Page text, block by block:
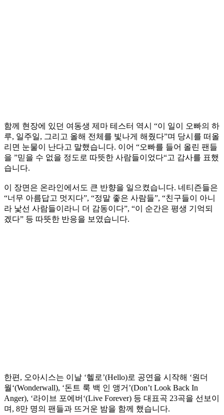
함께 현장에 있던 여동생 제마 테스터 역시 “이 일이 오빠의 하
루, 일주일, 그리고 올해 전체를 빛나게 해줬다”며 당시를 떠올
리면 눈물이 난다고 말했습니다. 이어 “오빠를 들어 올린 팬들
을 ”믿을 수 없을 정도로 따뜻한 사람들이었다“고 감사를 표했
습니다.
이 장면은 온라인에서도 큰 반향을 일으켰습니다. 네티즌들은
“너무 아름답고 멋지다”, “정말 좋은 사람들”, “친구들이 아니
라 낯선 사람들이라니 더 감동이다”, “이 순간은 평생 기억되
겠다” 등 따뜻한 반응을 보였습니다.
한편, 오아시스는 이날 ‘헬로’(Hello)로 공연을 시작해 ‘원더
월‘(Wonderwall), ‘돈트 룩 백 인 앵거’(Don’t Look Back In
Anger), ‘라이브 포에버‘(Live Forever) 등 대표곡 23곡을 선보이
며, 8만 명의 팬들과 뜨거운 밤을 함께 했습니다.